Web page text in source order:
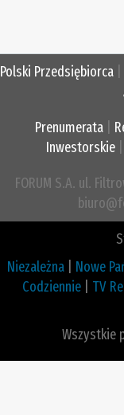
Polski Przedsiębiorca
Prenumerata
Inwestorskie|
FORUM S.A. ul.
Niezależna
Nowe
Codziennie
TV
Wszystkie